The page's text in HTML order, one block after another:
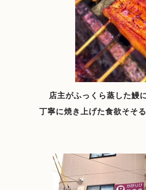
店主がふっくら蒸した鰻
丁寧に焼き上げた食欲そそ